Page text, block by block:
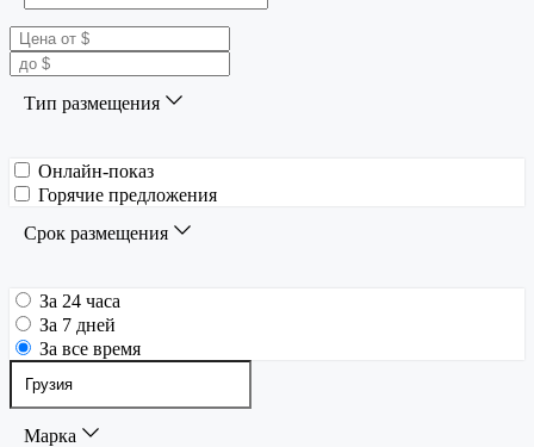
Тип размещения
Онлайн-показ
Горячие предложения
Срок размещения
За 24 часа
За 7 дней
За все время
Марка